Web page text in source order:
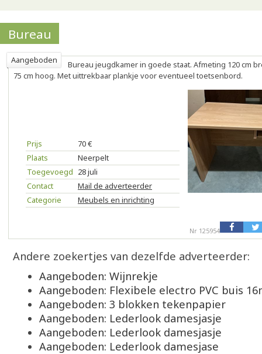
Bureau
Aangeboden
Bureau jeugdkamer in goede staat. Afmeting 120 cm
75 cm hoog. Met uittrekbaar plankje voor eventueel toetsenbord.
Prijs
70 €
Plaats
Neerpelt
Toegevoegd 28 juli
Contact
Mail de adverteerder
Categorie
Meubels en inrichting
Nr 125954
Andere zoekertjes van dezelfde adverteerder:
Aangeboden: Wijnrekje
Aangeboden: Flexibele electro PVC buis
Aangeboden: 3 blokken tekenpapier
Aangeboden: Lederlook damesjasje
Aangeboden: Lederlook damesjasje
Aangeboden: Lederlook damesjase